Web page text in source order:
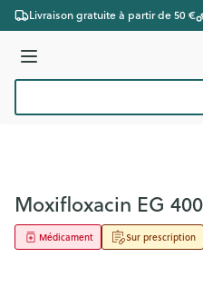
Aller au contenu
Livraison gratuite à partir de 50 €
Menu
Moxifloxacin EG
Sur prescription
Médicament